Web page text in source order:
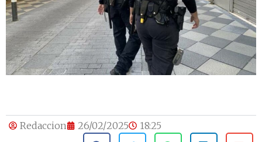
Redaccion 26/02/2025 18:25